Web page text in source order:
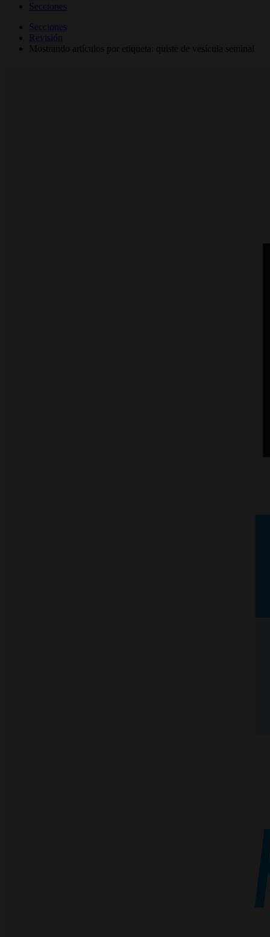
Secciones
Secciones
Revisión
Mostrando artículos por etiqueta: quiste de vesícula seminal